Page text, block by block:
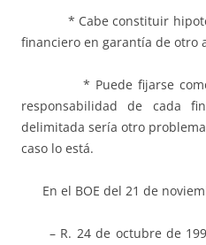
* Cabe constituir
financiero en garantía de otro
* Puede fijarse como
responsabilidad de cada
delimitada sería otro
caso lo está.
En el BOE del 21 de
– R. 24 de octubre de